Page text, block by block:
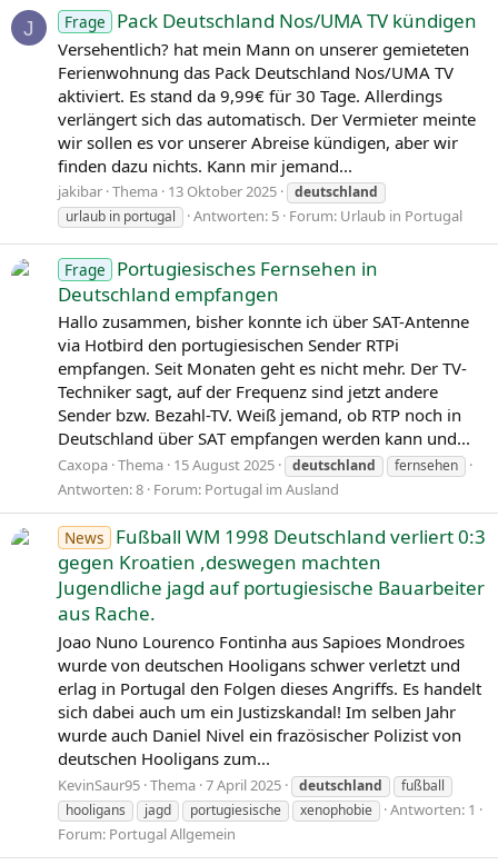
Bundesländer.
Die Bundesrepublik Deutschland ist Gründungsmitglied
der Europäischen Union und ihrer Vorgänger (Römische
Verträge 1957) sowie deren bevölkerungsreichstes Land.
Mit 19 anderen EU-Mitgliedstaaten bildet sie eine
Währungsunion, die Eurozone. Deutschland ist Mitglied
der UN, der OECD, der OSZE, der NATO, der G7, der G20
und des Europarates. Bereits 1951 eröffnete der Hohe
Flüchtlingskommissar (UNHCR) ein Verbindungsbüro in
der damaligen Bundeshauptstadt Bonn, seit 1991
unterhalten die Vereinten Nationen dort ihren deutschen
Sitz („UNO-Stadt“). Die Bundesrepublik Deutschland gilt als
einer der politisch einflussreichsten Staaten Europas und
ist ein gesuchtes Partnerland auf globaler
Ebene.Gemessen am Bruttoinlandsprodukt ist Deutschland
die größte Volkswirtschaft Europas und die drittgrößte der
Welt. Die Deutschen waren 2016 die drittgrößte Export-
und Importnation. Sie bilden eine Informations- und
Wissensgesellschaft, deren Entwicklung von
Automatisierung, Digitalisierung und disruptiven
Technologien geprägt ist. Die Verbesserung des deutschen
Bildungssystems und die nachhaltige Entwicklung des
Landes gelten als zentrale Aufgaben der Standortpolitik.
Gemäß dem Index der menschlichen Entwicklung zählt
Deutschland zu den sehr hoch entwickelten
Ländern.Muttersprache der Bevölkerungsmehrheit ist
Deutsch. Daneben gibt es Regional- und
Minderheitensprachen und sowohl Deutsche als auch
Migranten mit anderen Muttersprachen, von denen die
bedeutendsten Türkisch und Russisch sind. Die
bedeutendste Fremdsprache ist Englisch, das in allen
Bundesländern ein Schulfach ist. Die Kultur Deutschlands
ist vielfältig und wird neben zahlreichen Traditionen,
Institutionen und Veranstaltungen beispielsweise in der
Auszeichnung als UNESCO-Welterbe in Deutschland, in
Kulturdenkmälern und als immaterielles Kulturerbe erfasst
und gewürdigt.
J Frage Pack Deutschland Nos/UMA TV kündigen
Versehentlich? hat mein Mann on unserer gemieteten
Ferienwohnung das Pack Deutschland Nos/UMA TV
aktiviert. Es stand da 9,99€ für 30 Tage. Allerdings
verlängert sich das automatisch. Der Vermieter meinte
wir sollen es vor unserer Abreise kündigen, aber wir
finden dazu nichts. Kann mir jemand...
jakibar Thema 13 Oktober 2025
deutschland
urlaub in portugal
Antworten: 5 Forum: Urlaub in Portugal
Frage
Portugiesisches Fernsehen in
Deutschland empfangen
Hallo zusammen, bisher konnte ich über SAT-Antenne
via Hotbird den portugiesischen Sender RTPi
empfangen. Seit Monaten geht es nicht mehr. Der TV-
Techniker sagt, auf der Frequenz sind jetzt andere
Sender bzw. Bezahl-TV. Weiß jemand, ob RTP noch in
Deutschland über SAT empfangen werden kann und...
Caxopa Thema 15 August 2025 deutschland fernsehen
Antworten: 8 Forum: Portugal im Ausland
News
Fußball WM 1998 Deutschland verliert 0:3
gegen Kroatien ,deswegen machten
Jugendliche jagd auf portugiesische Bauarbeiter
aus Rache.
Joao Nuno Lourenco Fontinha aus Sapioes Mondroes
wurde von deutschen Hooligans schwer verletzt und
erlag in Portugal den Folgen dieses Angriffs. Es handelt
sich dabei auch um ein Justizskandal! Im selben Jahr
wurde auch Daniel Nivel ein frazösischer Polizist von
deutschen Hooligans zum...
KevinSaur95 Thema 7 April 2025 deutschland
fußball
hooligans
jagd portugiesische xenophobie
Antworten: 1
Forum: Portugal Allgemein